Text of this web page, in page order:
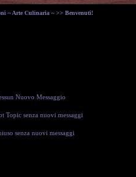
~ Arte Culinaria ~ >> Benvenuti!
Nuovo Messaggio
Topic senza nuovi messaggi
senza nuovi messaggi